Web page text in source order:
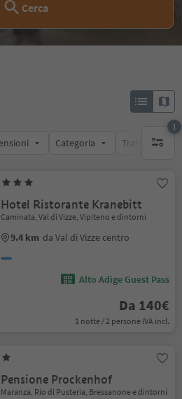
Cerca
Categoria Trattamento
1
1 filtro
Hotel Ristorante Kranebitt
Caminata, Val di Vizze, Vipiteno e dintorni
9.4 km da Val di Vizze centro
Alto Adige Guest Pass
Da 140€
1 notte / 2 persone IVA incl.
Pensione Prockenhof
Maranza, Rio di Pusteria, Bressanone e dintorni